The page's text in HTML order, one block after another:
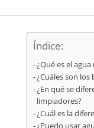
Índice:
¿Qué es el agua
¿Cuáles son los
¿En qué se
limpiadores?
¿Cuál es la
¿Puedo usar